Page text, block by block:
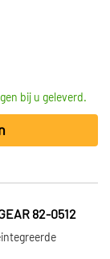
bij u geleverd.
82-0512